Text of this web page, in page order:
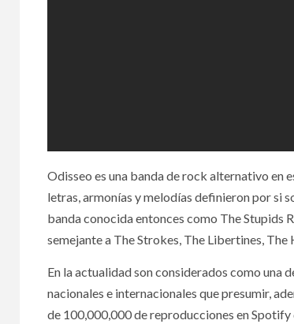
Odisseo es una banda de rock alternativo en
letras, armonías y melodías definieron por si
banda conocida entonces como The Stupids
semejante a The Strokes, The Libertines, The
En la actualidad son considerados como una
nacionales e internacionales que presumir,
de 100,000,000 de reproducciones en